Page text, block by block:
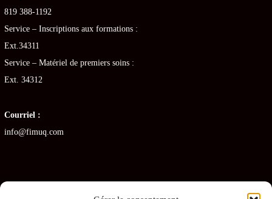
819 388-1192
Service – Inscriptions aux formations :
Ext.34311
Service – Matériel de premiers soins :
Ext. 34312
Courriel :
info@fimuq.com